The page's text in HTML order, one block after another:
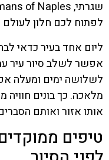
לפתוח לכם חלון לעולם
ליום אחד בעיר כדאי
אפשר לשלב סיור עיר
לשלושה ימים ומעלה
מלאכה. כך בונים חוויה
אותו אזור ואותם
טיפים